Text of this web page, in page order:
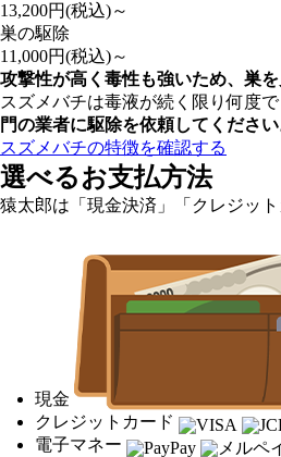
13,200円(税込)～
巣の駆除
11,000円(税込)～
攻撃性が高く毒性も強いため、巣
スズメバチは毒液が続く限り何度
門の業者に駆除を依頼してください
スズメバチの特徴を確認する
選べるお支払方法
猿太郎は「現金決済」「クレジッ
現金
クレジットカード
電子マネー